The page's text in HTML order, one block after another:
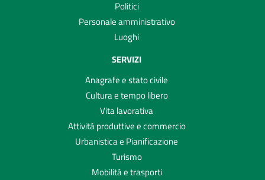
Politici
Personale amministrativo
Luoghi
SERVIZI
Anagrafe e stato civile
Cultura e tempo libero
Vita lavorativa
Attività produttive e commercio
Urbanistica e Pianificazione
Turismo
Mobilità e trasporti